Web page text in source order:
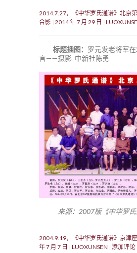
2014.7.27，《中华罗氏通谱》北京
合影 2014 年 7 月 29 日
标题插图： 罗元发老将军
言——摄影 中新社陈勇
来源：2007版《中华罗
2004.9.19，《中华罗氏通谱》京津
年 7 月 7 日
LUOXUNSEN 添加评论